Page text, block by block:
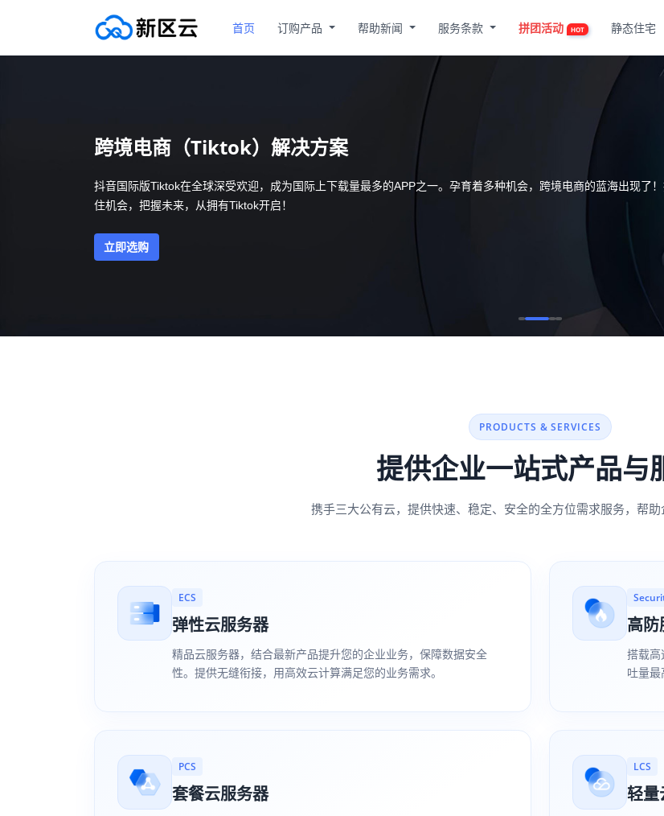
首页 订购产品 帮助新闻 服务条款 拼团活动 HOT 静态住宅
跨境电商（Tiktok）解决方案
抖音国际版Tiktok在全球深受欢迎，成为国际上下载量最多的APP之一。孕育着多种机会，跨境电商的蓝海出现了
住机会，把握未来，从拥有Tiktok开启！
立即选购
PRODUCTS & SERVICES
提供企业一站式产品与
携手三大公有云，提供快速、稳定、安全的全方位需求服务，帮
ECS
弹性云服务器
精品云服务器，结合最新产品提升您的企业业务，保障数据安全
性。提供无缝衔接，用高效云计算满足您的业务需求。
高防
搭载高
吐量最
PCS
套餐云服务器
LCS
轻量